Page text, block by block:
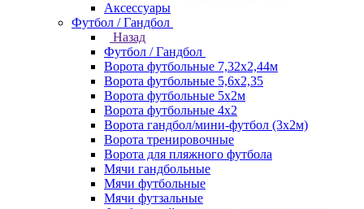
Аксессуары
Футбол / Гандбол
Назад
Футбол / Гандбол
Ворота футбольные 7,32х2,44м
Ворота футбольные 5,6х2,35
Ворота футбольные 5х2м
Ворота футбольные 4х2
Ворота гандбол/мини-футбол (3х2м)
Ворота тренировочные
Ворота для пляжного футбола
Мячи гандбольные
Мячи футбольные
Мячи футзальные